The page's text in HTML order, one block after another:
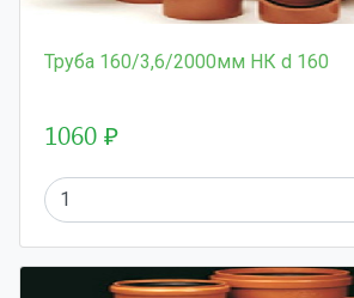
Труба 160/3,6/2000мм НК d 160
1060 ₽